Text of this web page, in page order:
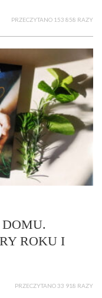
PRZECZYTANO 153 858 RAZY
ROKU I
PRZECZYTANO 33 918 RAZY